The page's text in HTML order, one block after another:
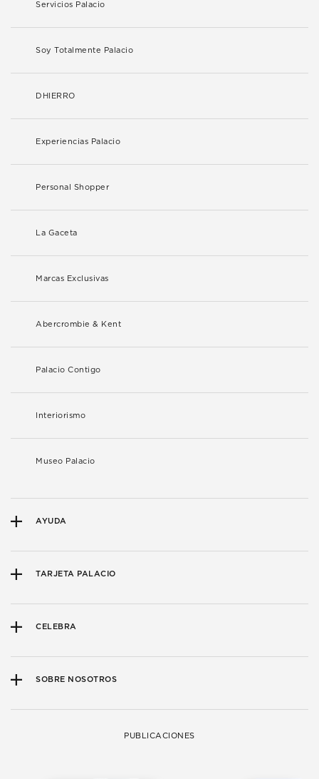
Servicios Palacio
Soy Totalmente Palacio
DHIERRO
Experiencias Palacio
Personal Shopper
La Gaceta
Marcas Exclusivas
Abercrombie & Kent
Palacio Contigo
Interiorismo
Museo Palacio
AYUDA
TARJETA PALACIO
CELEBRA
SOBRE NOSOTROS
PUBLICACIONES